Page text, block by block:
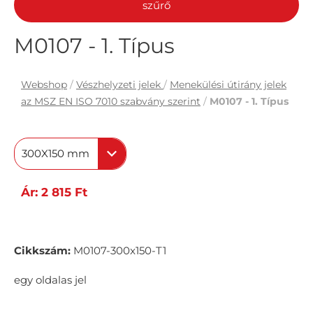
szűrő
M0107 - 1. Típus
Webshop / Vészhelyzeti jelek / Menekülési útirány jelek
az MSZ EN ISO 7010 szabvány szerint / M0107 - 1. Típus
300X150 mm
Ár: 2 815 Ft
Cikkszám: M0107-300x150-T1
egy oldalas jel